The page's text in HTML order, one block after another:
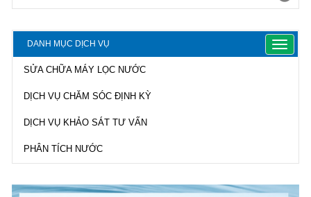
DANH MỤC DỊCH VỤ
Toggle
SỬA CHỮA MÁY LỌC NƯỚC
DỊCH VỤ CHĂM SÓC ĐỊNH KỲ
DỊCH VỤ KHẢO SÁT TƯ VẤN
PHÂN TÍCH NƯỚC